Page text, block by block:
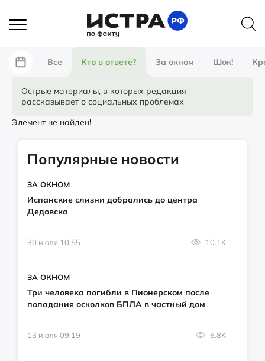
Все Кто в ответе? За окном Шок!
Острые материалы, в которых редакция
рассказывает о социальных проблемах
Элемент не найден!
Популярные новости
ЗА ОКНОМ
Испанские слизни добрались до центра
Дедовска
30 июля 10:55 10.1K
ЗА ОКНОМ
Три человека погибли в Пионерском после
попадания осколков БПЛА в частный дом
13 июля 09:19 6.8K